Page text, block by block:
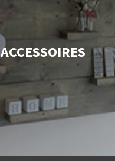
ACCESSOIRES